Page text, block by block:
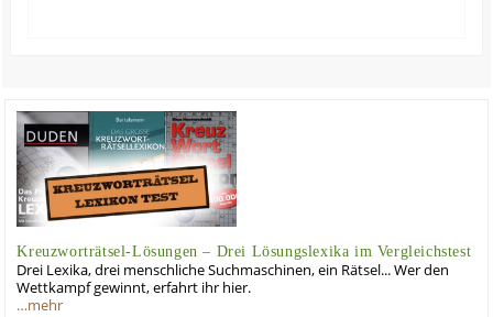
Kreuzworträtsel-Lösungen – Drei Lösungslexika im Vergleichstest
Drei Lexika, drei menschliche Suchmaschinen, ein Rätsel... Wer den
Wettkampf gewinnt, erfahrt ihr hier.
…mehr